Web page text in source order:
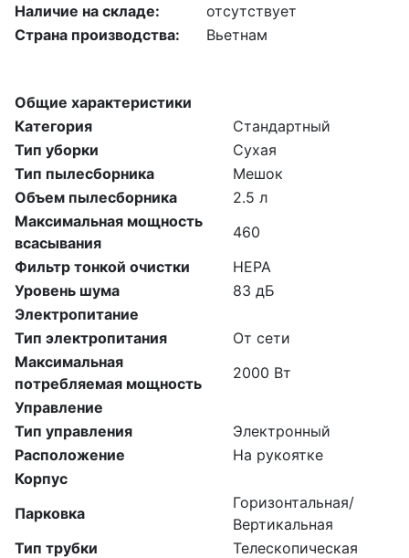
Общие характеристики
Категория
Стандартный
Тип уборки
Сухая
Тип пылесборника
Мешок
Объем пылесборника
2.5 л
Максимальная мощность
всасывания
460
Фильтр тонкой очистки
HEPA
Уровень шума
83 дБ
Электропитание
Тип электропитания
От сети
Максимальная
потребляемая мощность
2000 Вт
Управление
Тип управления
Электронный
Расположение
На рукоятке
Корпус
Парковка
Горизонтальная/
Вертикальная
Тип трубки
Телескопическая
Наличие на складе:
отсутствует
Страна производства:
Вьетнам